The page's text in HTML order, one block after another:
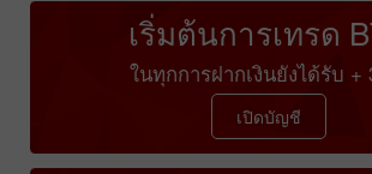
เริ่มต้นการเทรด
ในทุกการฝากเงินยังได้รับ +
เปิดบัญชี